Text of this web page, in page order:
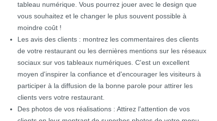
tableau numérique. Vous pourrez jouer avec le design que
vous souhaitez et le changer le plus souvent possible à
moindre coût !
Les avis des clients : montrez les commentaires des clients
de votre restaurant ou les dernières mentions sur les réseaux
sociaux sur vos tableaux numériques. C'est un excellent
moyen d'inspirer la confiance et d'encourager les visiteurs à
participer à la diffusion de la bonne parole pour attirer les
clients vers votre restaurant.
Des photos de vos réalisations : Attirez l'attention de vos